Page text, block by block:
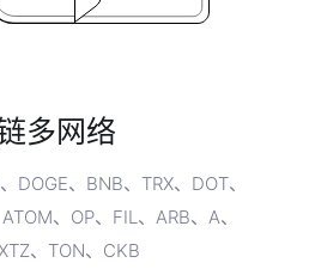
多网络
DOGE、BNB、TRX、DOT、
、OP、FIL、ARB、A、
、TON、CKB